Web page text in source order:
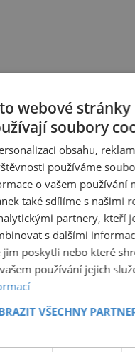
BĚŽKY
ČESKO LIBERECKÝ
NAD NISOU
webové stránky
soubory
obsahu,
používáme
o vašem používání
také sdílíme s našimi
partnery, kteří
s dalšími
jim poskytli nebo které
používání jejich
VŠECHNY